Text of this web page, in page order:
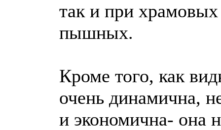
так и при
пышных.
Кроме того, как
очень динамична,
и экономична- она